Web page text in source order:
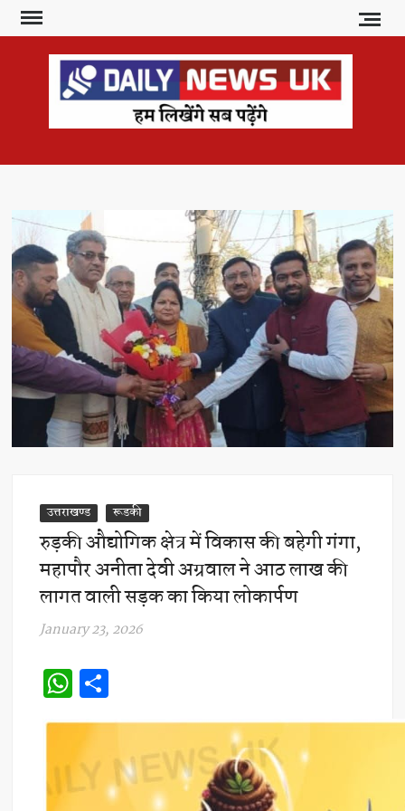
Skip
to
content
पढ़ेंगे
उत्तराखण्ड रूडकी
रुड़की औद्योगिक क्षेत्र में विकास की बहेगी गंगा,
महापौर अनीता देवी अग्रवाल ने आठ लाख की
लागत वाली सड़क का किया लोकार्पण
January 23, 2026
W
h
at
s
A
h
ar
e